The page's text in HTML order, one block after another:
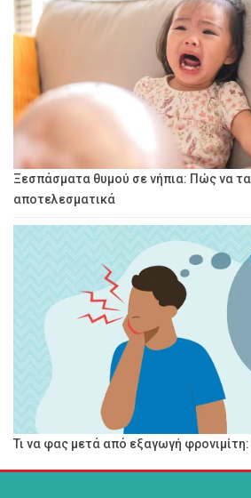
Ξεσπάσματα θυμού σε νήπια: Πώς να τα
αποτελεσματικά
Τι να φας μετά από εξαγωγή